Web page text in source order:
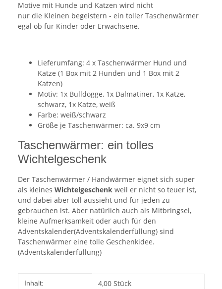
Motive mit Hunde und Katzen wird nicht
nur die Kleinen begeistern - ein toller Taschenwärmer
egal ob für Kinder oder Erwachsene.
Lieferumfang: 4 x Taschenwärmer Hund und
Katze (1 Box mit 2 Hunden und 1 Box mit 2
Katzen)
Motiv: 1x Bulldogge, 1x Dalmatiner, 1x Katze,
schwarz, 1x Katze, weiß
Farbe: weiß/schwarz
Größe je Taschenwärmer: ca. 9x9 cm
Taschenwärmer: ein tolles
Wichtelgeschenk
Der Taschenwärmer / Handwärmer eignet sich super
als kleines Wichtelgeschenk weil er nicht so teuer ist,
und dabei aber toll aussieht und für jeden zu
gebrauchen ist. Aber natürlich auch als Mitbringsel,
kleine Aufmerksamkeit oder auch für den
Adventskalender(Adventskalenderfüllung) sind
Taschenwärmer eine tolle Geschenkidee.
(Adventskalenderfüllung)
Produkteigenschaft
Wert
Inhalt: 4,00 Stück